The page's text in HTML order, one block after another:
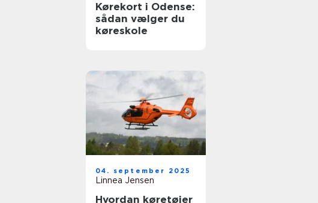
Kørekort i Odense:
sådan vælger du
køreskole
04. september 2025
Linnea Jensen
Hvordan køretøjer